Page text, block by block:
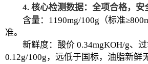
4. 核心检测数据：全项合格，安
含量：1190mg/100g（标准
准。
新鲜度：酸价 0.34mgKOH/g、
0.12g/100g，远低于国标，油脂新鲜